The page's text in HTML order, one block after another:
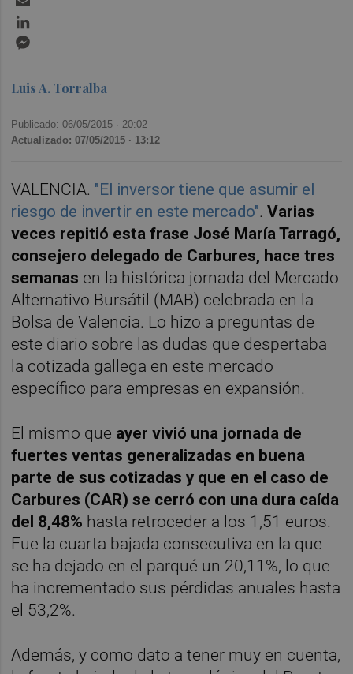
Luis A. Torralba
Publicado: 06/05/2015 · 20:02
Actualizado: 07/05/2015 · 13:12
VALENCIA. "El inversor tiene que asumir el
riesgo de invertir en este mercado".Varias
veces repitió esta frase José María Tarragó,
consejero delegado de Carbures, hace tres
semanas en la histórica jornada del Mercado
Alternativo Bursátil (MAB) celebrada en la
Bolsa de Valencia. Lo hizo a preguntas de
este diario sobre las dudas que despertaba
la cotizada gallega en este mercado
específico para empresas en expansión.
El mismo que ayer vivió una jornada de
fuertes ventas generalizadas en buena
parte de sus cotizadas y que en el caso de
Carbures (CAR) se cerró con una dura caída
del 8,48% hasta retroceder a los 1,51 euros.
Fue la cuarta bajada consecutiva en la que
se ha dejado en el parqué un 20,11%, lo que
ha incrementado sus pérdidas anuales hasta
el 53,2%.
Además, y como dato a tener muy en cuenta,